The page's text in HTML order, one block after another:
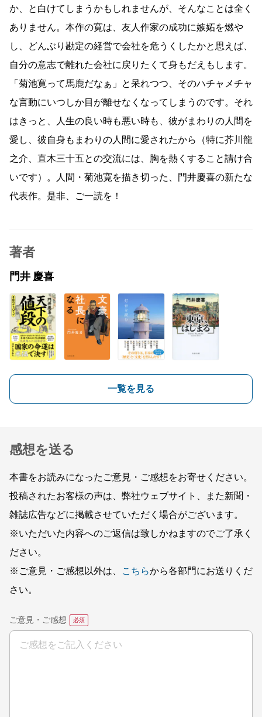
か、と白けてしまうかもしれませんが、そんなことは全く
ありません。本作の寛は、友人作家の成功に嫉妬を燃や
し、どんぶり勘定の経営で会社を危うくしたかと思えば、
自分の意志で離れた会社に戻りたくて身もだえもします。
「菊池寛って馬鹿だなぁ」と呆れつつ、そのハチャメチャ
な言動にいつしか目が離せなくなってしまうのです。それ
はきっと、人生の良い時も悪い時も、彼がまわりの人間を
愛し、彼自身もまわりの人間に愛されたから（特に芥川龍
之介、直木三十五との交流には、胸を熱くすること請け合
いです）。人間・菊池寛を描き切った、門井慶喜の新たな
代表作。是非、ご一読を！
著者
門井 慶喜
一覧を見る
感想を送る
本書をお読みになったご意見・ご感想をお寄せください。
投稿されたお客様の声は、弊社ウェブサイト、また新聞・
雑誌広告などに掲載させていただく場合がございます。
※いただいた内容へのご返信は致しかねますのでご了承く
ださい。
※ご意見・ご感想以外は、
こちらから各部門にお送りくだ
さい。
ご意見・ご感想